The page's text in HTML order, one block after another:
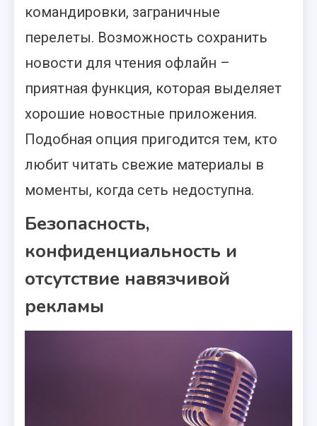
командировки, заграничные
перелеты. Возможность сохранить
новости для чтения офлайн –
приятная функция, которая выделяет
хорошие новостные приложения.
Подобная опция пригодится тем, кто
любит читать свежие материалы в
моменты, когда сеть недоступна.
Безопасность,
конфиденциальность и
отсутствие навязчивой
рекламы